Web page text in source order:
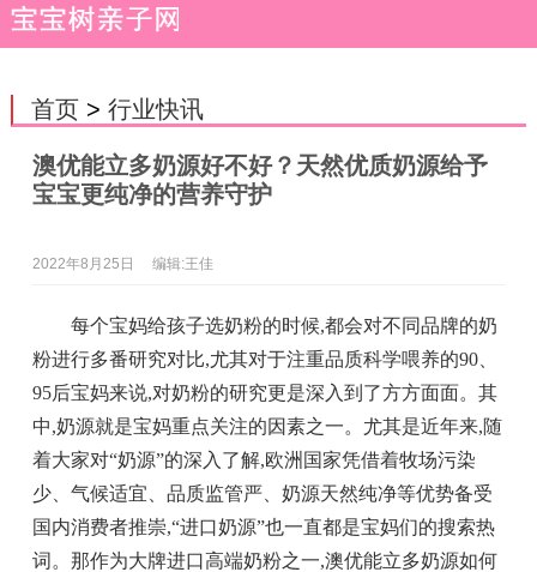
首页> 行业快讯
澳优能立多奶源好不好？天然优质奶源给予
宝宝更纯净的营养守护
2022年8月25日 编辑:王佳
每个宝妈给孩子选奶粉的时候,都会对不同品牌的奶
粉进行多番研究对比,尤其对于注重品质科学喂养的90、
95后宝妈来说,对奶粉的研究更是深入到了方方面面。其
中,奶源就是宝妈重点关注的因素之一。尤其是近年来,随
着大家对“奶源”的深入了解,欧洲国家凭借着牧场污染
少、气候适宜、品质监管严、奶源天然纯净等优势备受
国内消费者推崇,“进口奶源”也一直都是宝妈们的搜索热
词。那作为大牌进口高端奶粉之一,澳优能立多奶源如何